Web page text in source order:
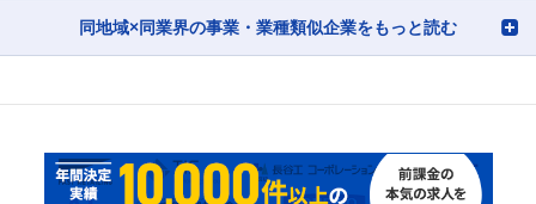
同地域×同業界の事業・業種類似企業をもっと読む